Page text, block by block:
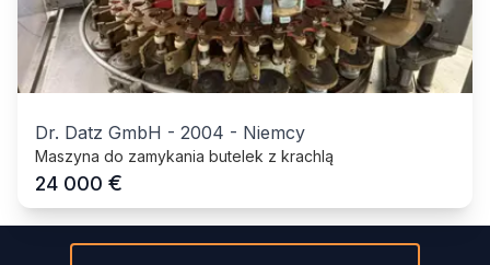
Dr. Datz GmbH - 2004 - Niemcy
Maszyna do zamykania butelek z krachlą
24 000 €